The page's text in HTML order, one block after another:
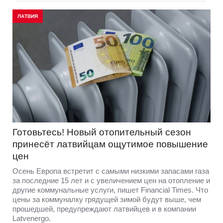
ЛАТВИЯ
Готовьтесь! Новый отопительный сезон
принесёт латвийцам ощутимое повышение
цен
Осень Европа встретит с самыми низкими запасами газа
за последние 15 лет и с увеличением цен на отопление и
другие коммунальные услуги, пишет Financial Times. Что
цены за коммуналку грядущей зимой будут выше, чем
прошедшей, предупреждают латвийцев и в компании
Latvenergo.